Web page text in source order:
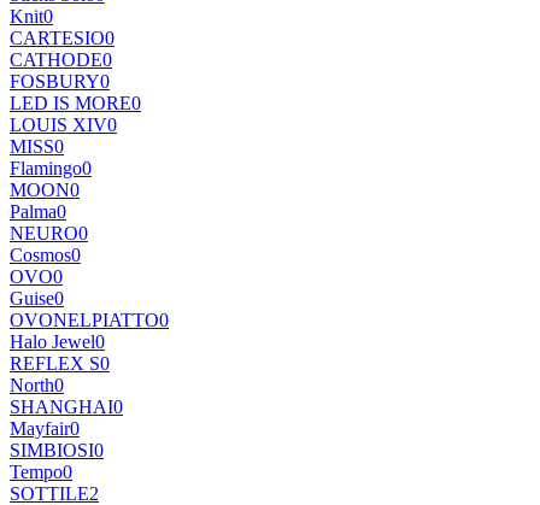
Knit0
CARTESIO0
CATHODE0
FOSBURY0
LED IS MORE0
LOUIS XIV0
MISS0
Flamingo0
MOON0
Palma0
NEURO0
Cosmos0
OVO0
Guise0
OVONELPIATTO0
Halo Jewel0
REFLEX S0
North0
SHANGHAI0
Mayfair0
SIMBIOSI0
Tempo0
SOTTILE2